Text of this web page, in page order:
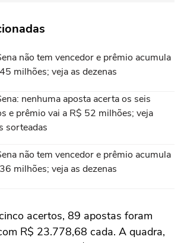
não tem vencedor e prêmio acumula
milhões; veja as dezenas
nenhuma aposta acerta os seis
e prêmio vai a R$ 52 milhões; veja
sorteadas
não tem vencedor e prêmio acumula
milhões; veja as dezenas
acertos, 89 apostas foram
R$ 23.778,68 cada. A quadra,